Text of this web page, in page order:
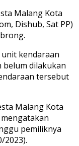
Malang Kota
Dishub, Sat PP)
kendaraan
belum dilakukan
tersebut
Malang Kota
mengatakan
pemiliknya
2023).